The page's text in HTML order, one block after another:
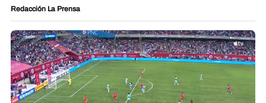
Redacción La Prensa